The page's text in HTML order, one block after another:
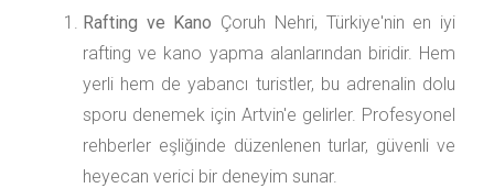
Rafting ve Kano Çoruh Nehri, Türkiye'nin en iyi
rafting ve kano yapma alanlarından biridir. Hem
yerli hem de yabancı turistler, bu adrenalin dolu
sporu denemek için Artvin'e gelirler. Profesyonel
rehberler eşliğinde düzenlenen turlar, güvenli ve
heyecan verici bir deneyim sunar.